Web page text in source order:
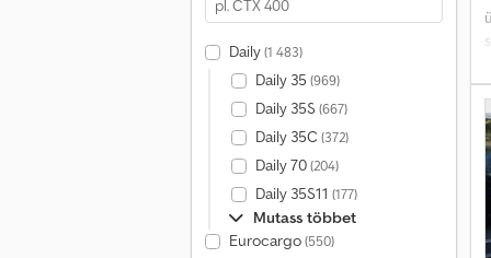
Daily(1 483)
Daily 35 (969)
Daily 35S (667)
Daily 35C (372)
Daily 70(204)
Daily 35S11 (177)
Mutass többet
Eurocargo(550)